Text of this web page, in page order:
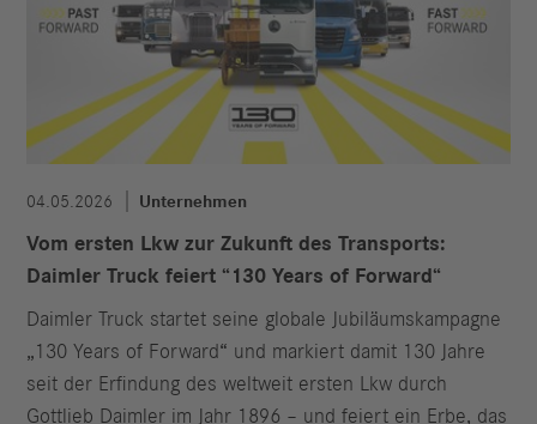
04.05.2026 Unternehmen
Vom ersten Lkw zur Zukunft des Transports:
Daimler Truck feiert “130 Years of Forward“
Daimler Truck startet seine globale Jubiläumskampagne
„130 Years of Forward“ und markiert damit 130 Jahre
seit der Erfindung des weltweit ersten Lkw durch
Gottlieb Daimler im Jahr 1896 – und feiert ein Erbe, das